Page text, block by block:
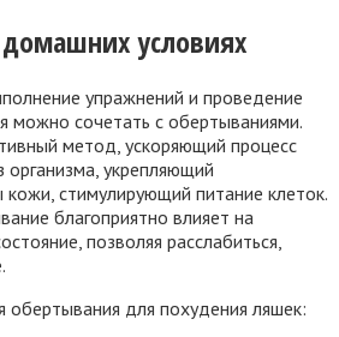
условиях
упражнений и проведение
можно сочетать с обертываниями.
метод, ускоряющий процесс
организма, укрепляющий
стимулирующий питание клеток.
благоприятно влияет на
позволяя расслабиться,
обертывания для похудения ляшек: